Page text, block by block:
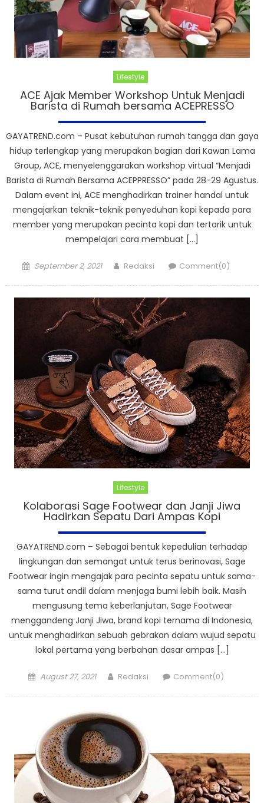
Lifestyle
ACE Ajak Member Workshop Untuk Menjadi
Barista di Rumah bersama ACEPRESSO
GAYATREND.com – Pusat kebutuhan rumah tangga dan gaya
hidup terlengkap yang merupakan bagian dari Kawan Lama
Group, ACE, menyelenggarakan workshop virtual “Menjadi
Barista di Rumah Bersama ACEPPRESSO” pada 28-29 Agustus.
Dalam event ini, ACE menghadirkan trainer handal untuk
mengajarkan teknik-teknik penyeduhan kopi kepada para
member yang merupakan pecinta kopi dan tertarik untuk
mempelajari cara membuat […]
Posted
September 2, 2021 Author
Redaksi Comment(0)
Lifestyle
Kolaborasi Sage Footwear dan Janji Jiwa
Hadirkan Sepatu Dari Ampas Kopi
GAYATREND.com – Sebagai bentuk kepedulian terhadap
lingkungan dan semangat untuk terus berinovasi, Sage
Footwear ingin mengajak para pecinta sepatu untuk sama-
sama turut andil dalam menjaga bumi lebih baik. Masih
mengusung tema keberlanjutan, Sage Footwear
menggandeng Janji Jiwa, brand kopi ternama di Indonesia,
untuk menghadirkan sebuah gebrakan dalam wujud sepatu
lokal pertama yang berbahan dasar ampas […]
Posted
August 27, 2021 Author
Redaksi Comment(0)